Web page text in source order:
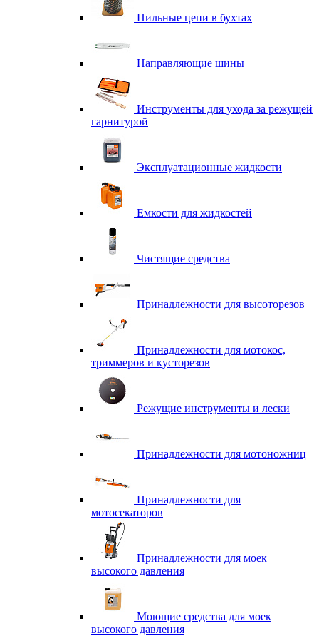
Пильные цепи в бухтах
Направляющие шины
Инструменты для ухода за режущей
гарнитурой
Эксплуатационные жидкости
Емкости для жидкостей
Чистящие средства
Принадлежности для высоторезов
Принадлежности для мотокос,
триммеров и кусторезов
Режущие инструменты и лески
Принадлежности для мотоножниц
Принадлежности для
мотосекаторов
Принадлежности для моек
высокого давления
Моющие средства для моек
высокого давления